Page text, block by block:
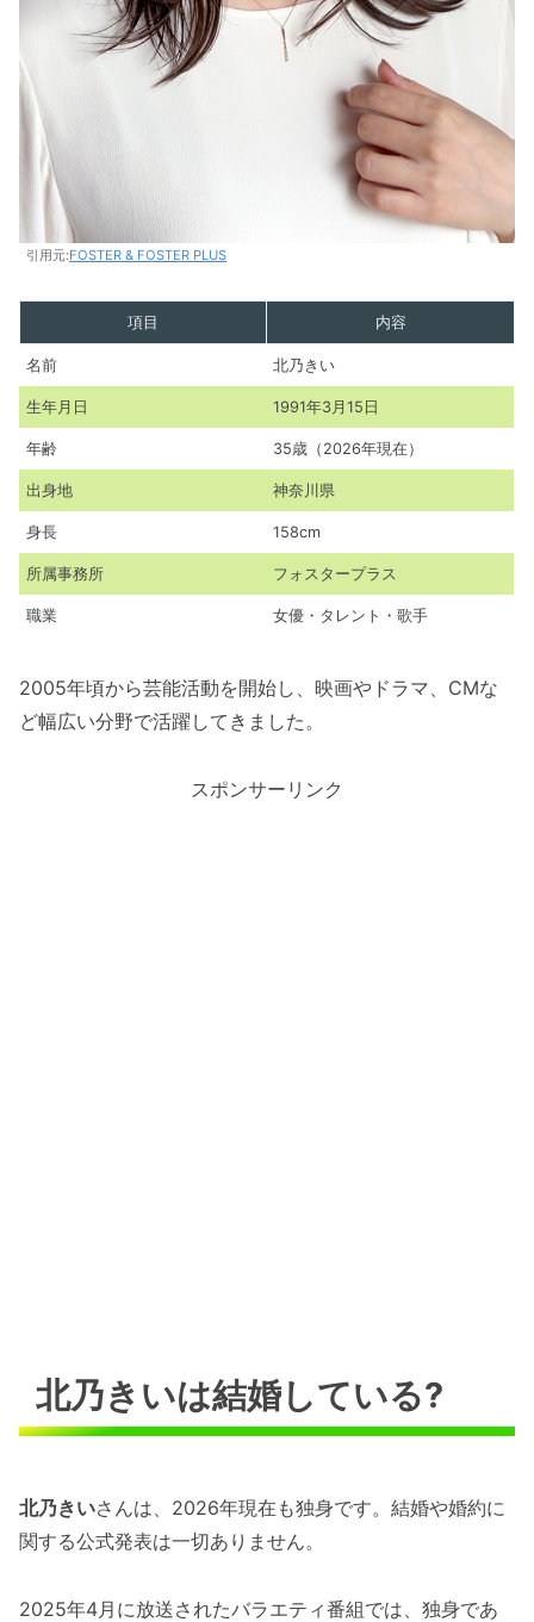
引用元:FOSTER & FOSTER PLUS
項目 内容
名前 北乃きい
生年月日 1991年3月15日
年齢 35歳（2026年現在）
出身地 神奈川県
身長 158cm
所属事務所 フォスタープラス
職業 女優・タレント・歌手
2005年頃から芸能活動を開始し、映画やドラマ、CMな
ど幅広い分野で活躍してきました。
スポンサーリンク
北乃きいは結婚している?
北乃きいさんは、2026年現在も独身です。結婚や婚約に
関する公式発表は一切ありません。
2025年4月に放送されたバラエティ番組では、独身であ